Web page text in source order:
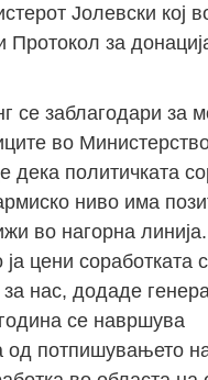
Јолевски кој
Протокол за
се заблагодари за
во
дека политичката
ниво има
во нагорна
цени соработката
нас, додаде
се навршува
од потпишувањето